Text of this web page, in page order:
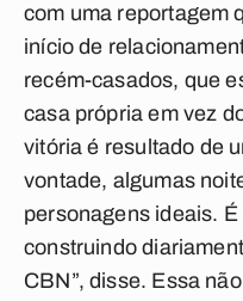
com uma reportagem
início de
recém-casados, que
casa própria em vez
vitória é resultado de
vontade, algumas
personagens ideais.
construindo
CBN”, disse. Essa